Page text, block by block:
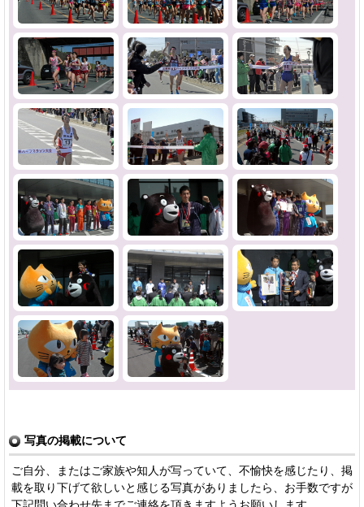
写真の掲載について
ご自分、またはご家族や知人が写っていて、不愉快を感じたり、掲
載を取り下げて欲しいと感じる写真がありましたら、お手数ですが